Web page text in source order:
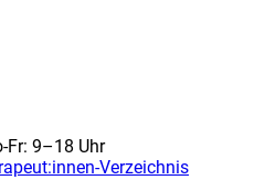
Fr: 9–18 Uhr
Verzeichnis